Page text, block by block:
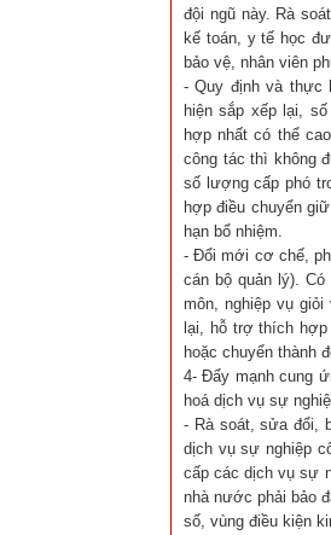
đội ngũ này. Rà
kế toán, y tế học
bảo vệ, nhân viên
- Quy định và thực
hiện sắp xếp lại,
hợp nhất có thể
công tác thì không
số lượng cấp phó
hợp điều chuyển
hạn bổ nhiệm.
- Đổi mới cơ chế,
cán bộ quản lý).
môn, nghiệp vụ
lại, hỗ trợ thích
hoặc chuyển thành
4- Đẩy mạnh cung
hoá dịch vụ sự
- Rà soát, sửa đổi,
dịch vụ sự nghiệp
cấp các dịch vụ sự
nhà nước phải bảo
số, vùng điều kiện